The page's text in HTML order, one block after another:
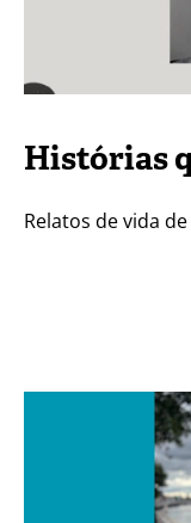
Histórias
Relatos de vida